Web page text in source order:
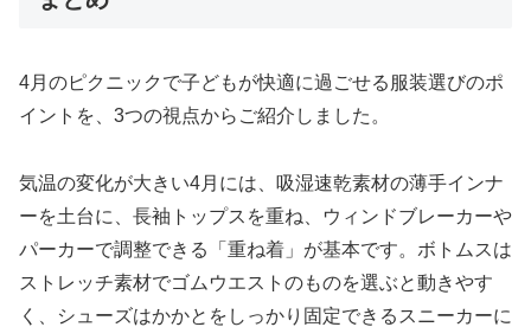
4月のピクニックで子どもが快適に過ごせる服装選びのポ
イントを、3つの視点からご紹介しました。
気温の変化が大きい4月には、吸湿速乾素材の薄手インナ
ーを土台に、長袖トップスを重ね、ウィンドブレーカーや
パーカーで調整できる「重ね着」が基本です。ボトムスは
ストレッチ素材でゴムウエストのものを選ぶと動きやす
く、シューズはかかとをしっかり固定できるスニーカーに